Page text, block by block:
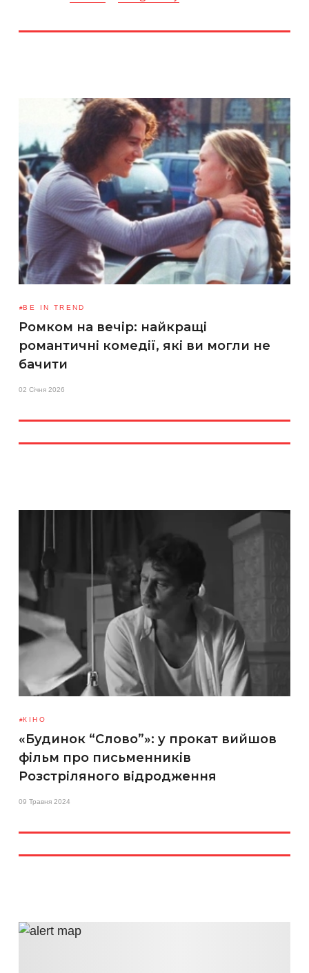
BE IN TREND
Ромком на вечір: найкращі
романтичні комедії, які ви могли не
бачити
02 Січня 2026
КІНО
«Будинок “Слово”»: у прокат вийшов
фільм про письменників
Розстріляного відродження
09 Травня 2024